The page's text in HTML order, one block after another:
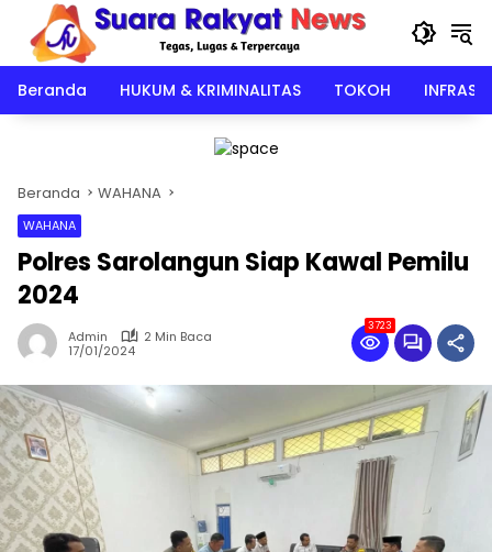
Langsung
konten
Beranda
HUKUM & KRIMINALITAS TOKOH
Beranda WAHANA
WAHANA
Polres Sarolangun Siap Kawal Pemilu
2024
Admin
2 Min Baca
17/01/2024
3723